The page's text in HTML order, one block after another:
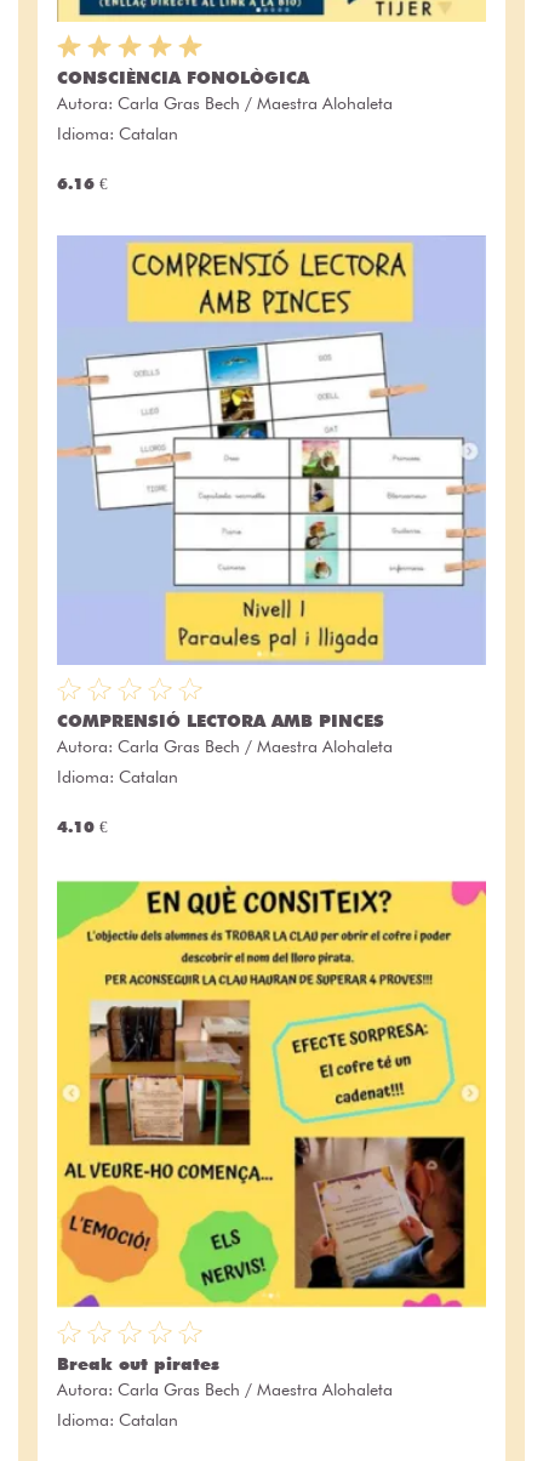
CONSCIÈNCIA FONOLÒGICA
Autora: Carla Gras Bech / Maestra Alohaleta
Idioma: Catalan
6.16 €
COMPRENSIÓ LECTORA AMB PINCES
Autora: Carla Gras Bech / Maestra Alohaleta
Idioma: Catalan
4.10 €
Break out pirates
Autora: Carla Gras Bech / Maestra Alohaleta
Idioma: Catalan